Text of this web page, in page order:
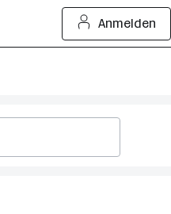
Anmelden